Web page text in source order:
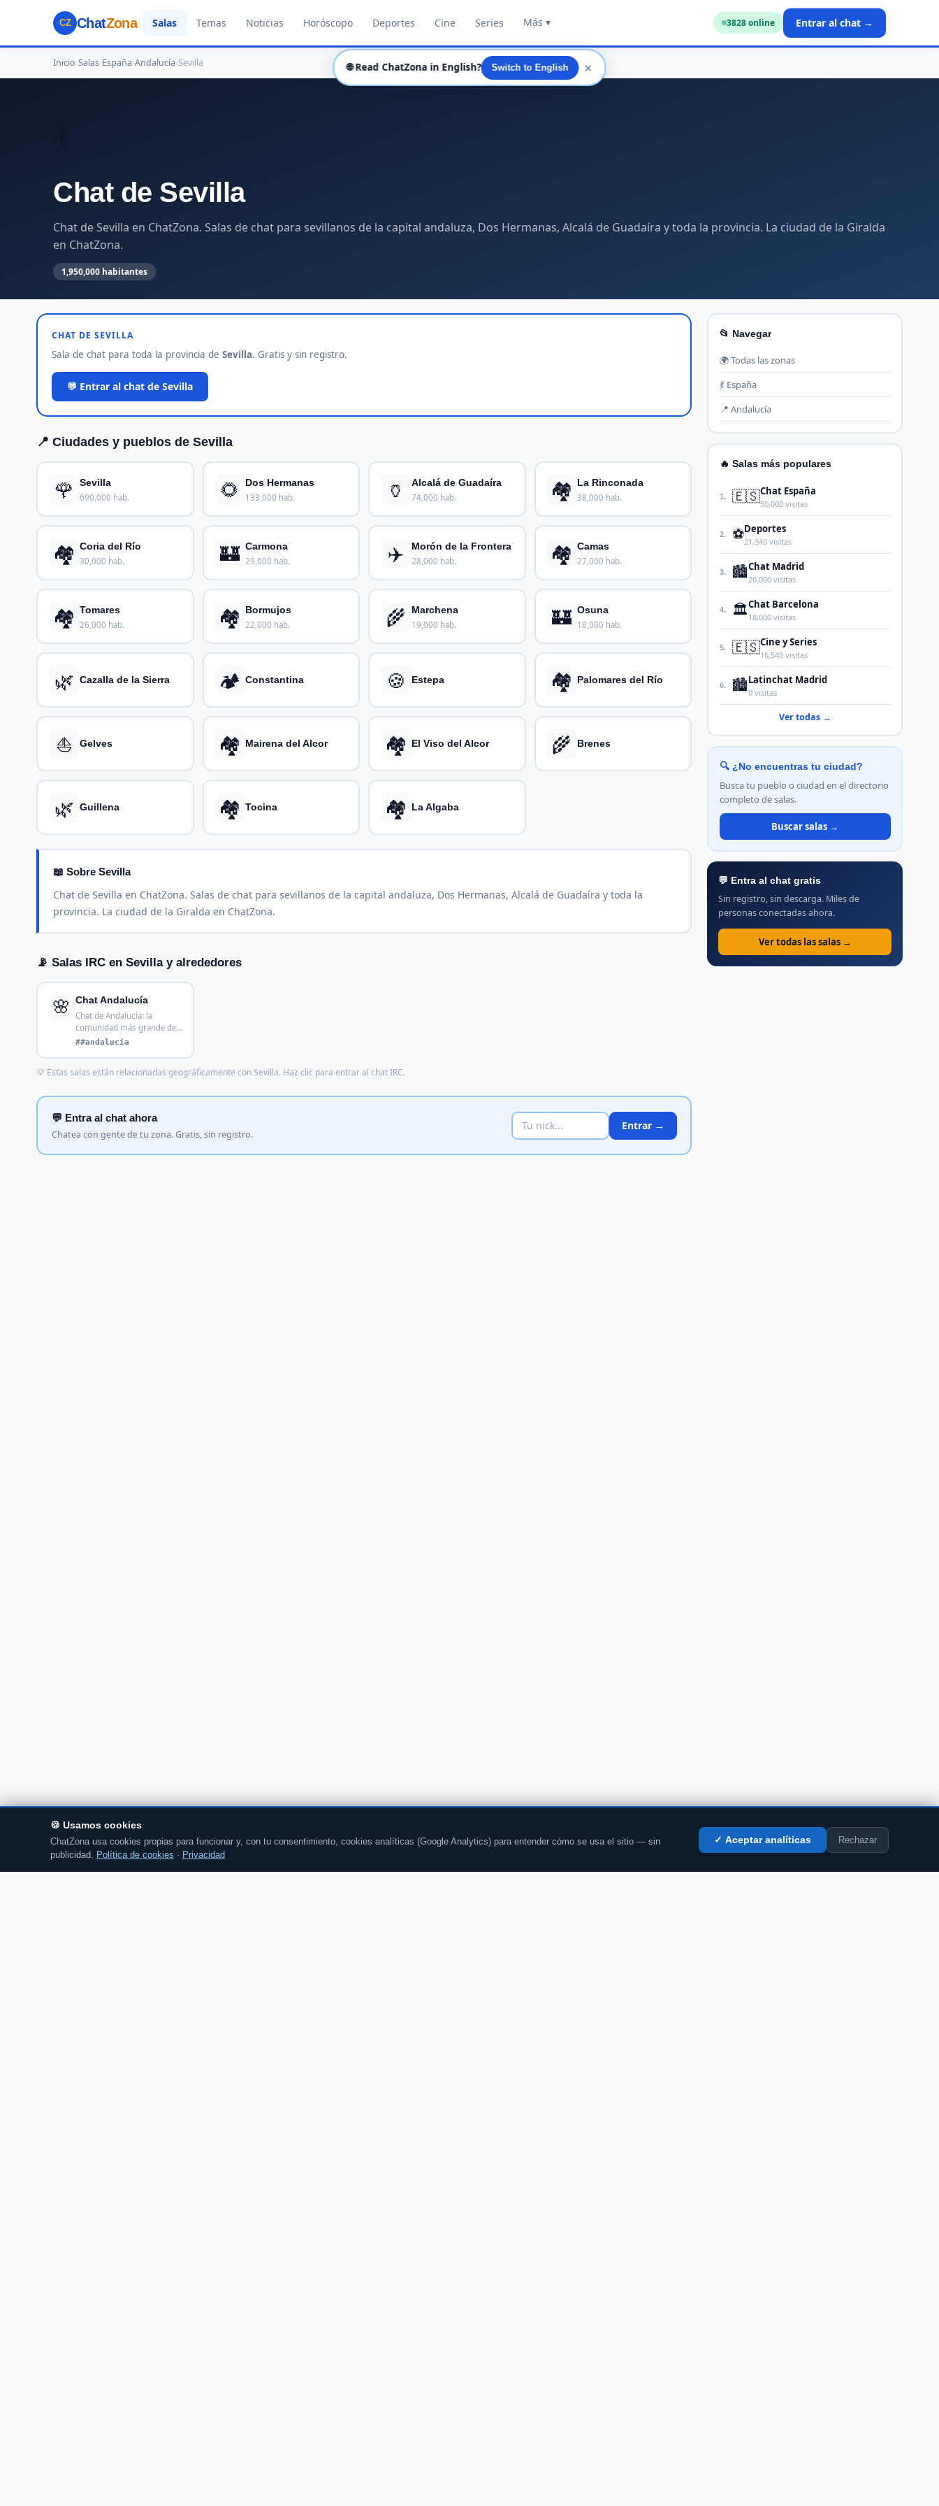
CZ ChatZona Salas Temas Noticias Horóscopo Deportes Cine Series Más ▾ 3863online Entrar al chat →
Inicio Salas España Andalucía Sevilla
Chat de Sevilla
Chat de Sevilla en ChatZona. Salas de chat para sevillanos de la capital andaluza, Dos Hermanas, Alcalá de Guadaíra y toda la provincia. La ciudad de la Giralda
en ChatZona.
1,950,000 habitantes
CHAT DE SEVILLA
Sala de chat para toda la provincia de Sevilla. Gratis y sin registro.
💬 Entrar al chat de Sevilla
📍 Ciudades y pueblos de Sevilla
🌹 Sevilla
690,000 hab. 🌻 Dos Hermanas
133,000 hab. 🏺 Alcalá de Guadaíra
74,000 hab. 🏘️ La Rinconada
38,000 hab.
🏘️ Coria del Río
30,000 hab. 🏰 Carmona
29,000 hab. ✈️ Morón de la Frontera
28,000 hab. 🏘️ Camas
27,000 hab.
🏘️ Tomares
26,000 hab. 🏘️ Bormujos
22,000 hab. 🌾 Marchena
19,000 hab. 🏰 Osuna
18,000 hab.
🌿 Cazalla de la Sierra 🏕️ Constantina 🍪 Estepa 🏘️ Palomares del Río
⛵ Gelves 🏘️ Mairena del Alcor 🏘️ El Viso del Alcor 🌾 Brenes
🌿 Guillena 🏘️ Tocina 🏘️ La Algaba
📖 Sobre Sevilla
Chat de Sevilla en ChatZona. Salas de chat para sevillanos de la capital andaluza, Dos Hermanas, Alcalá de Guadaíra y toda la
provincia. La ciudad de la Giralda en ChatZona.
📡 Salas IRC en Sevilla y alrededores
🌸
Chat Andalucía
Chat de Andalucía: la
comunidad más grande de
España. Habla con gente
##andalucia
💡 Estas salas están relacionadas geográficamente con Sevilla. Haz clic para entrar al chat IRC.
💬 Entra al chat ahora
Chatea con gente de tu zona. Gratis, sin registro.
Entrar →
📂 Navegar
🌍 Todas las zonas
💃 España
📍 Andalucía
🔥 Salas más populares
1. 🇪🇸Chat España
50,000 visitas
2. ⚽Deportes
21,340 visitas
3. 🏙️Chat Madrid
20,000 visitas
4. 🏛️Chat Barcelona
18,000 visitas
5. 🇪🇸Cine y Series
16,540 visitas
6. 🏙️Latinchat Madrid
0 visitas
Ver todas →
🔍 ¿No encuentras tu ciudad?
Busca tu pueblo o ciudad en el directorio
completo de salas.
Buscar salas →
💬 Entra al chat gratis
Sin registro, sin descarga. Miles de
personas conectadas ahora.
Ver todas las salas →
🍪 Usamos cookies
ChatZona usa cookies propias para funcionar y, con tu consentimiento, cookies analíticas (Google Analytics) para entender cómo se usa el sitio — sin
publicidad. Política de cookies · Privacidad
✓ Aceptar analíticas Rechazar
🌐 Read ChatZona in English? Switch to English ✕